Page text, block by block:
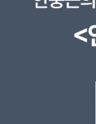
한 결말에 슬쩍 웃
섯)안에서 안녕
마루벌세밀한 그
나는 그림이 예쁘
콩알 믹 잉크펜 지